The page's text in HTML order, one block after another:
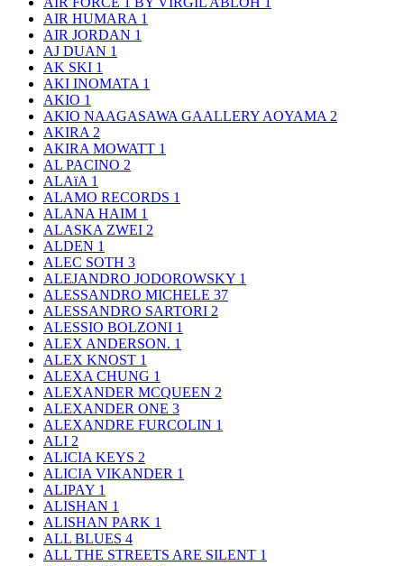
AIR HUMARA 1
AIR JORDAN 1
AJ DUAN 1
AK SKI 1
AKI INOMATA 1
AKIO 1
AKIO NAAGASAWA GAALLERY AOYAMA 2
AKIRA 2
AKIRA MOWATT 1
AL PACINO 2
ALAïA 1
ALAMO RECORDS 1
ALANA HAIM 1
ALASKA ZWEI 2
ALDEN 1
ALEC SOTH 3
ALEJANDRO JODOROWSKY 1
ALESSANDRO MICHELE 37
ALESSANDRO SARTORI 2
ALESSIO BOLZONI 1
ALEX ANDERSON. 1
ALEX KNOST 1
ALEXA CHUNG 1
ALEXANDER MCQUEEN 2
ALEXANDER ONE 3
ALEXANDRE FURCOLIN 1
ALI 2
ALICIA KEYS 2
ALICIA VIKANDER 1
ALIPAY 1
ALISHAN 1
ALISHAN PARK 1
ALL BLUES 4
ALL THE STREETS ARE SILENT 1